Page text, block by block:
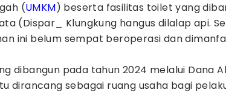
(UMKM) beserta fasilitas toilet yang
(Dispar_ Klungkung hangus dilalap api.
ini belum sempat beroperasi dan
dibangun pada tahun 2024 melalui Dana
dirancang sebagai ruang usaha bagi